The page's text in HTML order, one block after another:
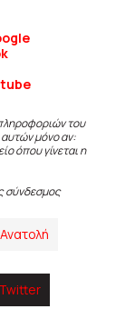
του
μόνο αν:
όπου γίνεται η
σύνδεσμος
Twitter